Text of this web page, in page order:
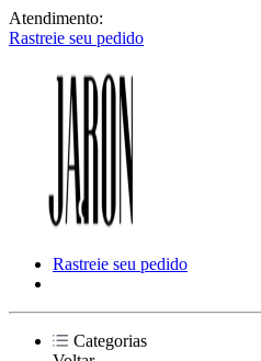
Atendimento:
Rastreie seu pedido
Rastreie seu pedido
Categorias